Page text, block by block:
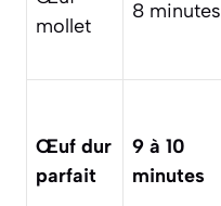
mollet
8 minutes
Œuf dur
parfait
9 à 10
minutes